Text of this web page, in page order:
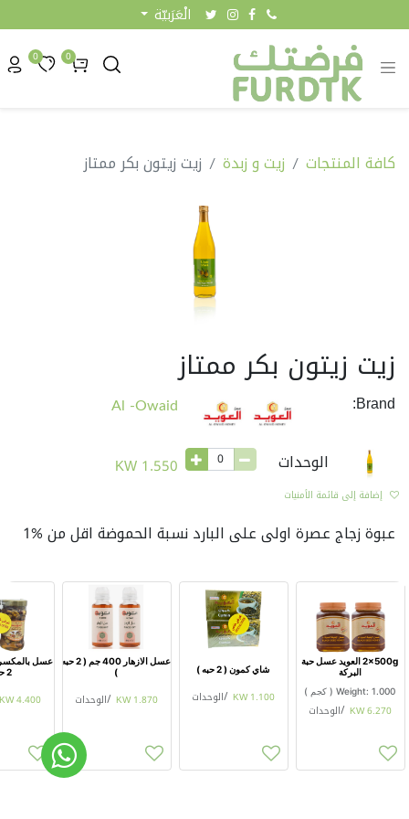
الْعَرَبيّة
0
0
كافة المنتجات زيت و زبدة زيت زيتون بكر ممتاز
زيت زيتون بكر ممتاز
Brand:
Al -Owaid
الوحدات
1.550
KW
إضافة إلى قائمة الأمنيات
عبوة زجاج عصرة اولى على البارد نسبة الحموضة اقل من %1
2x500g العويد عسل حبة
البركة
Weight: 1.000
( كجم )
6.270
KW
/الوحدات
شاي كمون ( 2 حبه )
1.100
KW
/الوحدات
عسل الازهار 400 جم ( 2 حبه
)
1.870
KW
/الوحدات
2 حبه )
4.400
KW